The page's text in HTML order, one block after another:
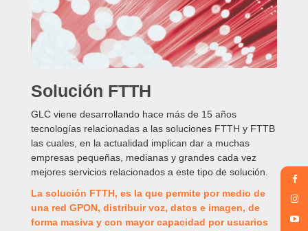
Solución FTTH
GLC viene desarrollando hace más de 15 años
tecnologías relacionadas a las soluciones FTTH y FTTB
las cuales, en la actualidad implican dar a muchas
empresas pequeñas, medianas y grandes cada vez
mejores servicios relacionados a este tipo de solución.
La solución FTTH, es la que permite por medio de
una red GPON, distribuir voz, datos e imagen, de
forma masiva y con mayor capacidad por usuarios